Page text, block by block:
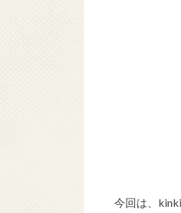
今回は、